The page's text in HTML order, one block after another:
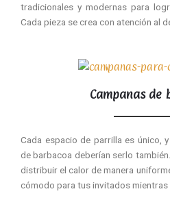
tradicionales y modernas para
Cada pieza se crea con atención al
Campanas de
Cada espacio de parrilla es único,
de barbacoa deberían serlo
distribuir el calor de manera
cómodo para tus invitados mientras